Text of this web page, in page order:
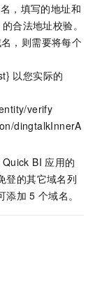
，填写的地址和
的合法地址校验。
，则需要将每个
以您实际的
verify
dingtalkInnerA
Quick BI 应用的
登的其它域名列
添加 5 个域名。